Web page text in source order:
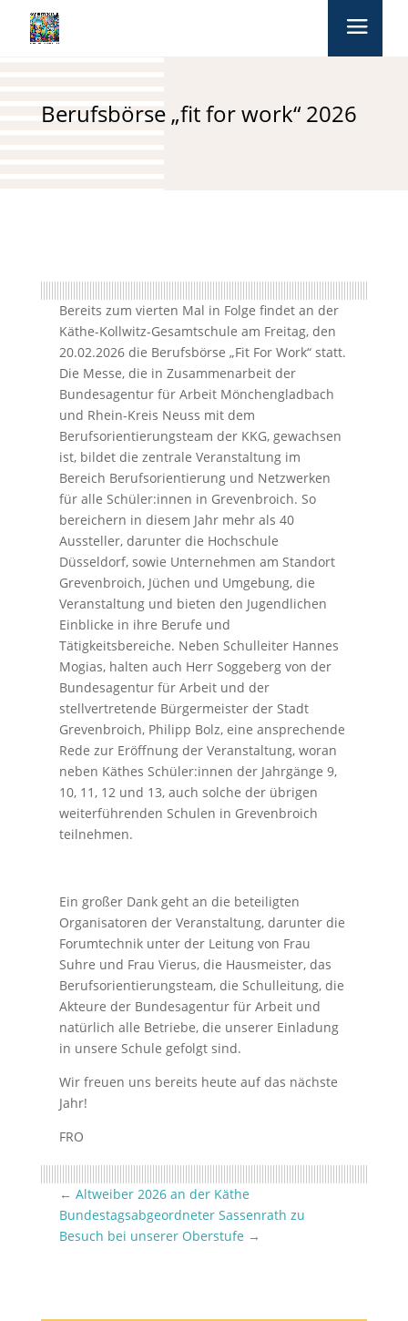
Berufsbörse „fit for work“ 2026
Bereits zum vierten Mal in Folge findet an der
Käthe-Kollwitz-Gesamtschule am Freitag, den
20.02.2026 die Berufsbörse „Fit For Work“ statt.
Die Messe, die in Zusammenarbeit der
Bundesagentur für Arbeit Mönchengladbach
und Rhein-Kreis Neuss mit dem
Berufsorientierungsteam der KKG, gewachsen
ist, bildet die zentrale Veranstaltung im
Bereich Berufsorientierung und Netzwerken
für alle Schüler:innen in Grevenbroich. So
bereichern in diesem Jahr mehr als 40
Aussteller, darunter die Hochschule
Düsseldorf, sowie Unternehmen am Standort
Grevenbroich, Jüchen und Umgebung, die
Veranstaltung und bieten den Jugendlichen
Einblicke in ihre Berufe und
Tätigkeitsbereiche. Neben Schulleiter Hannes
Mogias, halten auch Herr Soggeberg von der
Bundesagentur für Arbeit und der
stellvertretende Bürgermeister der Stadt
Grevenbroich, Philipp Bolz, eine ansprechende
Rede zur Eröffnung der Veranstaltung, woran
neben Käthes Schüler:innen der Jahrgänge 9,
10, 11, 12 und 13, auch solche der übrigen
weiterführenden Schulen in Grevenbroich
teilnehmen.
Ein großer Dank geht an die beteiligten
Organisatoren der Veranstaltung, darunter die
Forumtechnik unter der Leitung von Frau
Suhre und Frau Vierus, die Hausmeister, das
Berufsorientierungsteam, die Schulleitung, die
Akteure der Bundesagentur für Arbeit und
natürlich alle Betriebe, die unserer Einladung
in unsere Schule gefolgt sind.
Wir freuen uns bereits heute auf das nächste
Jahr!
FRO
← Altweiber 2026 an der Käthe
Bundestagsabgeordneter Sassenrath zu
Besuch bei unserer Oberstufe →